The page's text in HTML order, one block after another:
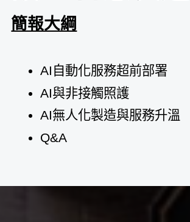
簡報大綱
AI自動化服務超前部署
AI與非接觸照護
AI無人化製造與服務升溫
Q&A